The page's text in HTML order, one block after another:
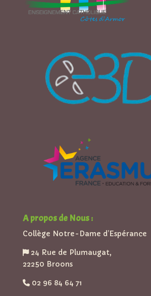
A propos de Nous :
Collège Notre-Dame d’Espérance
24 Rue de Plumaugat,
22250 Broons
02 96 84 64 71